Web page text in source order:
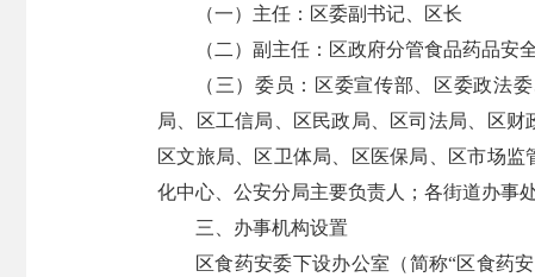
（一）主任：区委副书记、区长
（二）副主任：区政府分管食品药品安
（三）委员：区委宣传部、区委政法
局、区工信局、区民政局、区司法局、区财
区文旅局、区卫体局、区医保局、区市场
化中心、公安分局主要负责人；各街道办事处
三、办事机构设置
区食药安委下设办公室（简称“区食药